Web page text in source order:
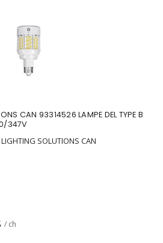
CAN 93314526 LAMPE DEL TYPE B
347V
SOLUTIONS CAN
/ ch